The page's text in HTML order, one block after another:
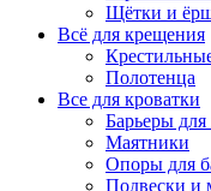
Щётки и
Всё для крещения
Полотенца
Все для кроватки
Барьеры для
Маятники
Опоры для
Подвески и